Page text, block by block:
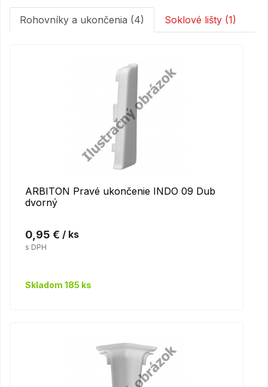
Rohovníky a ukončenia (4) Soklové lišty (1)
ARBITON Pravé ukončenie INDO 09 Dub
dvorný
0,95 € / ks
s DPH
Skladom 185 ks